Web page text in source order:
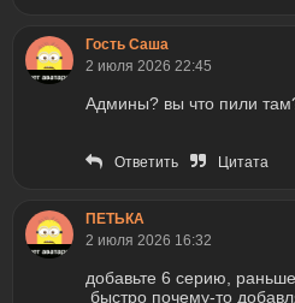
Гость Саша
2 июля 2026 22:45
Админы? вы что пили
Ответить Цитата
ПЕТЬКА
2 июля 2026 16:32
добавьте 6 серию, раньше
быстро почему-то